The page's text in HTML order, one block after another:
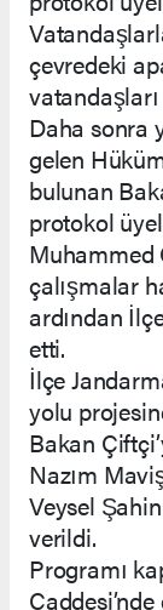
çevredeki
Daha sonra
gelen
bulunan
protokol
Muhammed
çalışmalar
ardından
etti.
İlçe
yolu
Bakan
Nazım
Veysel
verildi.
Programı